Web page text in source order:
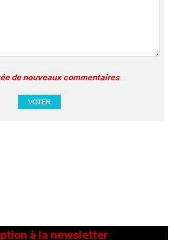
de nouveaux commentaires
à la newsletter